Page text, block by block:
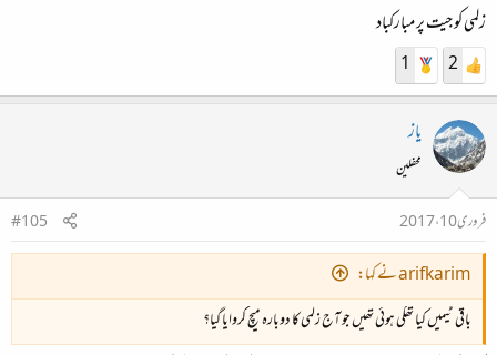
زلمى كو جيت پر مباركباد
2
1
یاز
محفلین
فروری 10، 2017
#105
arifkarim نے کہا:
باقی ٹیمیں کیا تھکی ہوئی تھیں جو آج زلمی کا دوبارہ میچ کروایا گیا؟